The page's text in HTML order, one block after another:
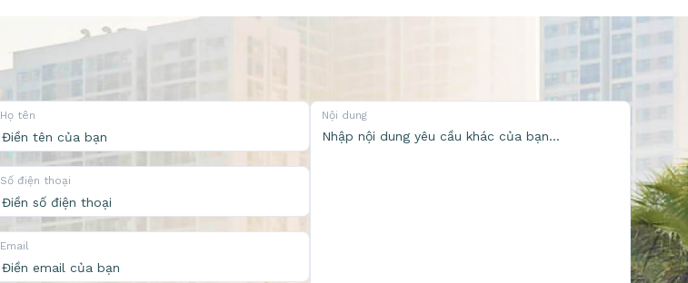
Họ tên
Số điện thoại
Email
Nội dung